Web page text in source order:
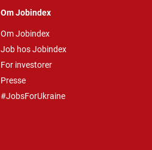
Om Jobindex
Om Jobindex
Job hos Jobindex
For investorer
Presse
#JobsForUkraine